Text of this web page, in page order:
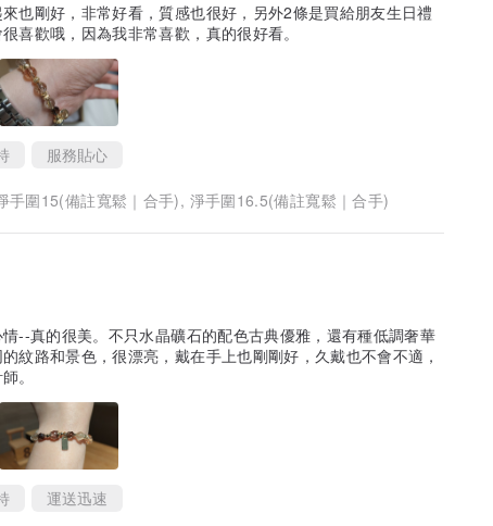
也剛好，非常好看，質感也很好，另外2條是買給朋友生日禮
喜歡哦，因為我非常喜歡，真的很好看。
服務貼心
手圍15(備註寬鬆｜合手), 淨手圍16.5(備註寬鬆｜合手)
--真的很美。不只水晶礦石的配色古典優雅，還有種低調奢華
紋路和景色，很漂亮，戴在手上也剛剛好，久戴也不會不適，
。
運送迅速